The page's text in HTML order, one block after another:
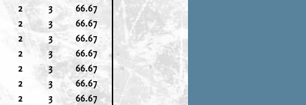
2 3
66.67
2 3
66.67
2 3
66.67
2 3
66.67
2 3
66.67
2 3
66.67
2 3
66.67